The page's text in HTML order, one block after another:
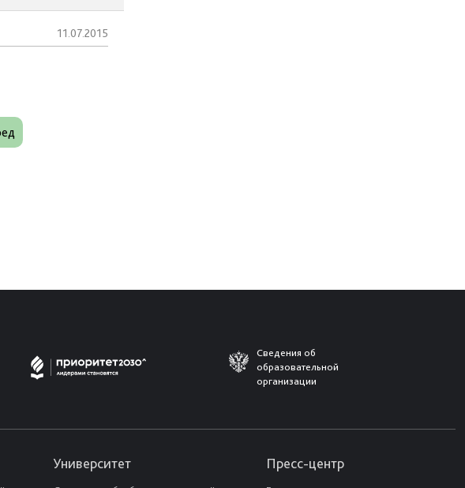
11.07.2015
Сведения об
образовательной
организации
Университет Пресс-центр